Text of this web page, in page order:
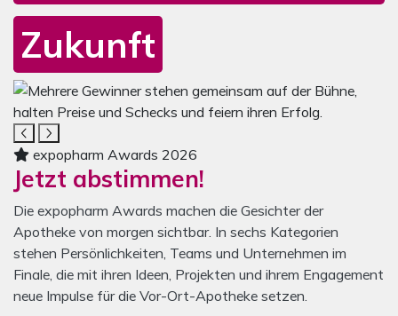
Zukunft
Mediengalerie zum inspirationLAB
Das Karussell enthält ein Video und sechs Bilder. Mit den
expopharm Awards 2026
Jetzt abstimmen!
Die expopharm Awards machen die Gesichter der
Apotheke von morgen sichtbar. In sechs Kategorien
stehen Persönlichkeiten, Teams und Unternehmen im
Finale, die mit ihren Ideen, Projekten und ihrem Engagement
neue Impulse für die Vor-Ort-Apotheke setzen.